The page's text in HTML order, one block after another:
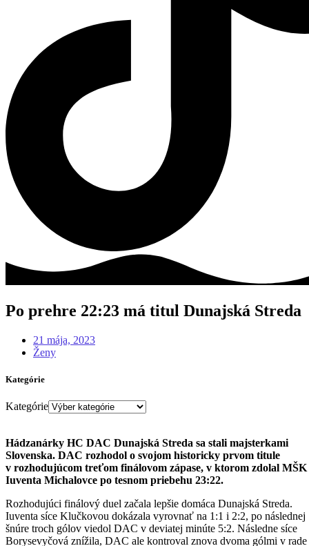
Po prehre 22:23 má titul Dunajská Streda
21 mája, 2023
Ženy
Kategórie
Kategórie
Hádzanárky HC DAC Dunajská Streda sa stali majsterkami
Slovenska. DAC rozhodol o svojom historicky prvom titule
v rozhodujúcom treťom finálovom zápase, v ktorom zdolal MŠK
Iuventa Michalovce po tesnom priebehu 23:22.
Rozhodujúci finálový duel začala lepšie domáca Dunajská Streda.
Iuventa síce Klučkovou dokázala vyrovnať na 1:1 i 2:2, po následnej
šnúre troch gólov viedol DAC v deviatej minúte 5:2. Následne síce
Borysevyčová znížila, DAC ale kontroval znova dvoma gólmi v rade